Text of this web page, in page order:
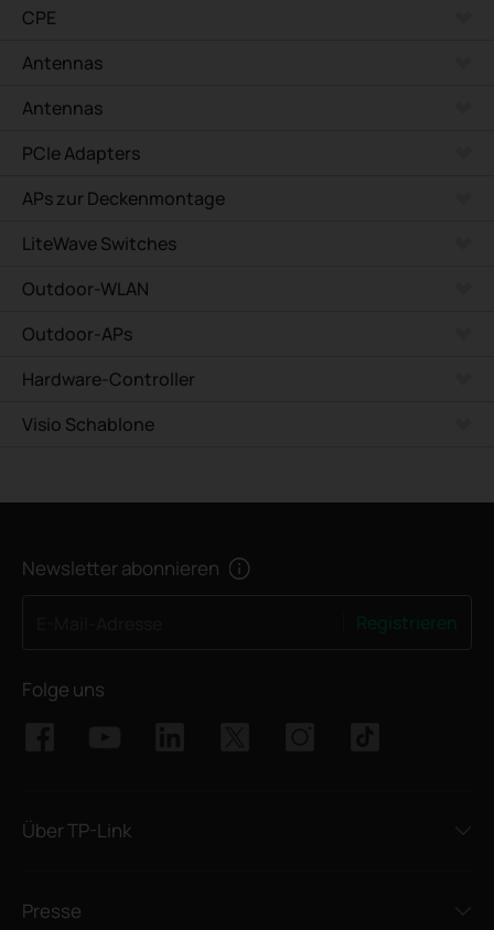
CPE
Antennas
Antennas
PCIe Adapters
APs zur Deckenmontage
LiteWave Switches
Outdoor-WLAN
Outdoor-APs
Hardware-Controller
Visio Schablone
Newsletter abonnieren
Folge uns
Über TP-Link
Presse